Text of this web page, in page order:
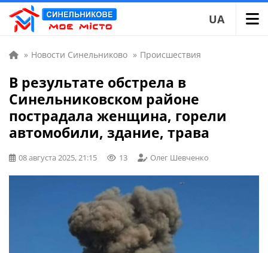
UA
» Новости Синельниково » Происшествия
В результате обстрела в
Синельниковском районе
пострадала женщина, горели
автомобили, здание, трава
08 августа 2025, 21:15 13 Олег Шевченко